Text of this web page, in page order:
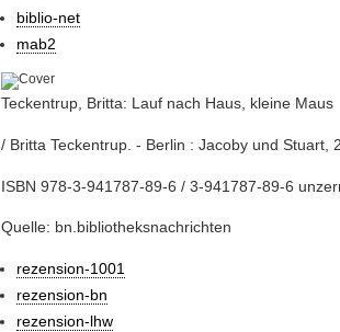
biblio-net
mab2
Teckentrup, Britta: Lauf nach Haus, kleine Maus
/ Britta Teckentrup. - Berlin : Jacoby und Stuart,
ISBN 978-3-941787-89-6 / 3-941787-89-6
Quelle: bn.bibliotheksnachrichten
rezension-1001
rezension-bn
rezension-lhw